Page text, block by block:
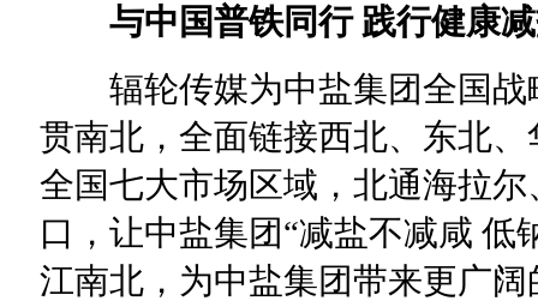
与中国普铁同行 践行健康
辐轮传媒为中盐集团全国战
贯南北，全面链接西北、东北
全国七大市场区域，北通海拉
口，让中盐集团“减盐不减咸 低
江南北，为中盐集团带来更广